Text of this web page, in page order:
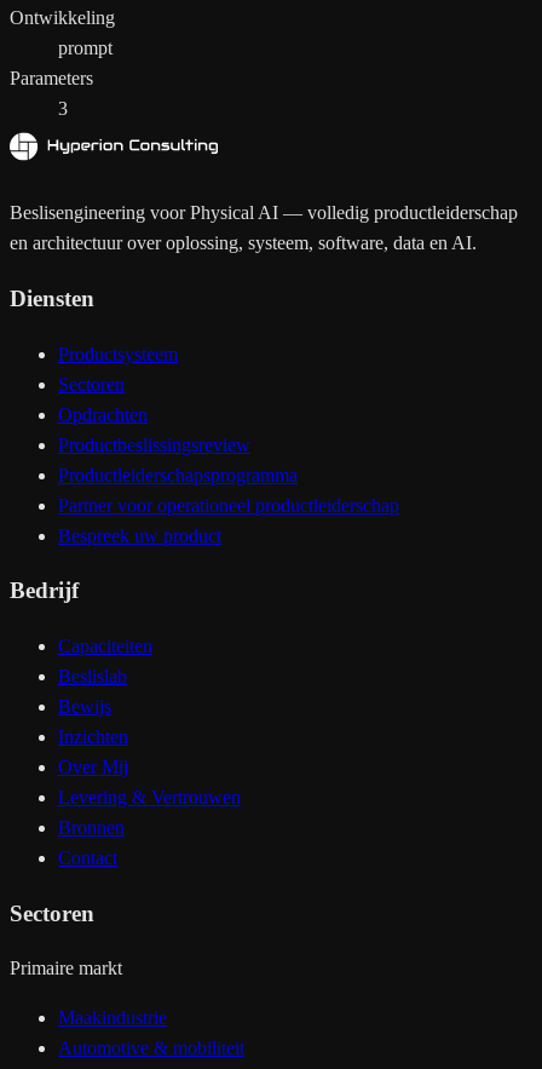
Ontwikkeling
prompt
Parameters
3
Beslisengineering voor Physical AI — volledig productleiderschap
en architectuur over oplossing, systeem, software, data en AI.
Diensten
Productsysteem
Sectoren
Opdrachten
Productbeslissingsreview
Productleiderschapsprogramma
Partner voor operationeel productleiderschap
Bespreek uw product
Bedrijf
Capaciteiten
Beslislab
Bewijs
Inzichten
Over Mij
Levering & Vertrouwen
Bronnen
Contact
Sectoren
Primaire markt
Maakindustrie
Automotive & mobiliteit